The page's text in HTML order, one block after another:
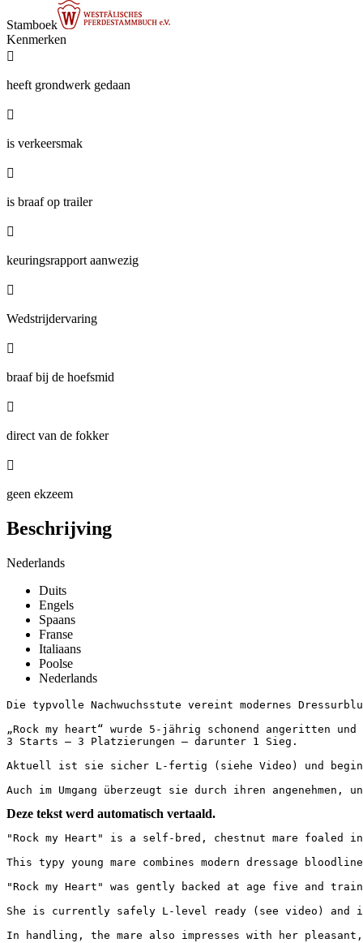
Stamboek
Kenmerken

heeft grondwerk gedaan

is verkeersmak

is braaf op trailer

keuringsrapport aanwezig

Wedstrijdervaring

braaf bij de hoefsmid

direct van de fokker

geen ekzeem
Beschrijving
Nederlands
Duits
Engels
Spaans
Franse
Italiaans
Poolse
Nederlands
Die typvolle Nachwuchsstute vereint modernes
„Rock my heart“ wurde 5-jährig schonend angeritten
3 Starts – 3 Platzierungen – darunter 1 Sieg.
Aktuell ist sie sicher L-fertig (siehe Video) und
Auch im Umgang überzeugt sie durch ihren
Deze tekst werd automatisch vertaald.
"Rock my Heart" is a self-bred, chestnut mare foaled
This typy young mare combines modern dressage
"Rock my Heart" was gently backed at age five and
She is currently safely L-level ready (see video) and
In handling, the mare also impresses with her